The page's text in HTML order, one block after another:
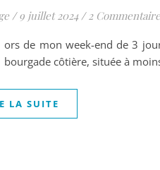
/ 9 juillet 2024 / 2
ors de mon week-end de 3
bourgade côtière, située à
LA SUITE